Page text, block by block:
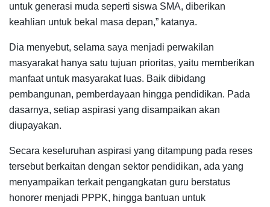
untuk generasi muda seperti siswa SMA, diberikan
keahlian untuk bekal masa depan,” katanya.
Dia menyebut, selama saya menjadi perwakilan
masyarakat hanya satu tujuan prioritas, yaitu memberikan
manfaat untuk masyarakat luas. Baik dibidang
pembangunan, pemberdayaan hingga pendidikan. Pada
dasarnya, setiap aspirasi yang disampaikan akan
diupayakan.
Secara keseluruhan aspirasi yang ditampung pada reses
tersebut berkaitan dengan sektor pendidikan, ada yang
menyampaikan terkait pengangkatan guru berstatus
honorer menjadi PPPK, hingga bantuan untuk